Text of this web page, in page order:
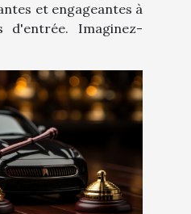
et engageantes à
d'entrée. Imaginez-